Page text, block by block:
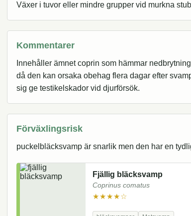
Växer i tuvor eller mindre grupper vid murkna
Kommentarer
Innehåller ämnet coprin som hämmar
då den kan orsaka obehag flera dagar efter
sig ge testikelskador vid djurförsök.
Förväxlingsrisk
puckelbläcksvamp är snarlik men den har en
Fjällig bläcksvamp
Coprinus comatus
★★★★☆